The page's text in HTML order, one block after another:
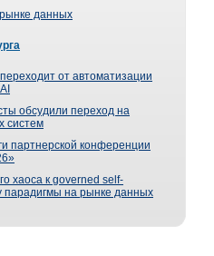
данных
от автоматизации
обсудили переход на
систем
партнерской конференции
хаоса к governed self-
парадигмы на рынке данных